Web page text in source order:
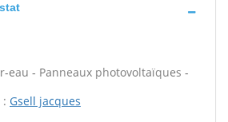
eau - Panneaux photovoltaïques -
Gsell jacques